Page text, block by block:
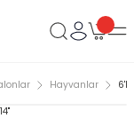
Hayvanlar